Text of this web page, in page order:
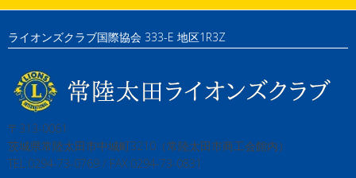
ライオンズクラブ国際協会 333-E 地区1R3Z
〒313-0061
茨城県常陸太田市中城町3210（常陸太田市商工会館内）
TEL:0294-73-0769 / FAX:0294-73-0831